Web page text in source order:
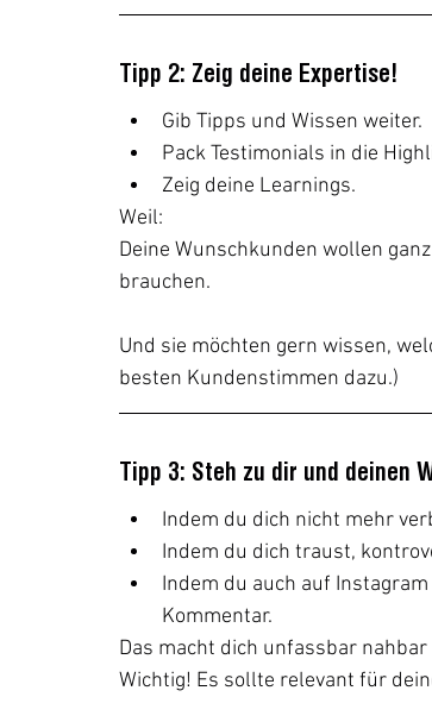
Tipp 2: Zeig deine Expertise!
Gib Tipps und Wissen weiter.
Pack Testimonials in die
Zeig deine Learnings.
Weil:
Deine Wunschkunden wollen
brauchen.
Und sie möchten gern wissen,
besten Kundenstimmen dazu.)
Tipp 3: Steh zu dir und deinen
Indem du dich nicht mehr
Indem du dich traust,
Indem du auch auf
Kommentar.
Das macht dich unfassbar
Wichtig! Es sollte relevant für